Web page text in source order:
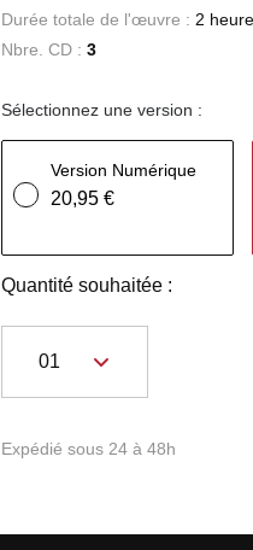
Durée totale de l'œuvre : 2
Nbre. CD : 3
Sélectionnez une version :
Version Numérique
20,95 €
Quantité souhaitée :
Expédié sous 24 à 48h